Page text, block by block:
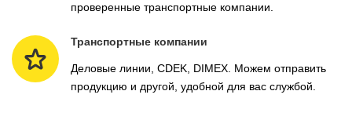
проверенные транспортные компании.
Транспортные компании
Деловые линии, CDEK, DIMEX. Можем отправить
продукцию и другой, удобной для вас службой.